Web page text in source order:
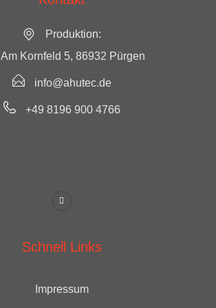
Produktion:
Am Kornfeld 5, 86932 Pürgen
info@ahutec.de
+49 8196 900 4766
Schnell Links
Impressum